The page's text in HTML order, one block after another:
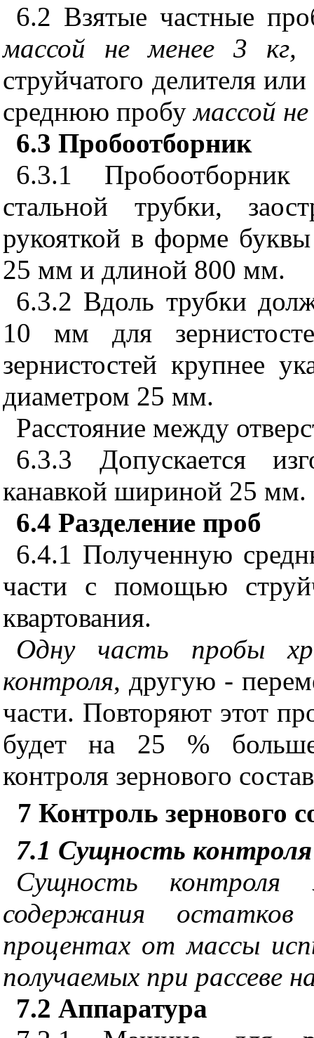
6.2 Взятые частные
массой не менее 3
струйчатого делителя
среднюю пробумассой
6.3 Пробоотборник
6.3.1
стальной трубки,
рукояткой в форме
25 мм и длиной 800 мм.
6.3.2 Вдоль трубки
10 мм для
зернистостей крупнее
диаметром 25 мм.
Расстояние между
6.3.3 Допускается
канавкой шириной 25 мм.
6.4 Разделение проб
6.4.1 Полученную
части с помощью
квартования.
Одну часть пробы
контроля, другую -
части. Повторяют этот
будет на 25 % больше
контроля зернового
7 Контроль зернового
7.1 Сущность контроля
Сущность контроля
содержания
процентах от массы
получаемых при рассеве
7.2 Аппаратура